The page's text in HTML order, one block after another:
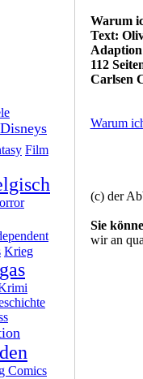
Film
Krieg
Comics
Warum
Text:
112
Carlsen
Warum
(c) der
Sie
wir an